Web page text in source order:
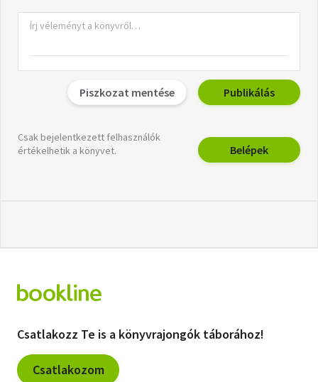
Piszkozat mentése Publikálás
Csak bejelentkezett felhasználók
értékelhetik a könyvet.
Belépek
Csatlakozz Te is a könyvrajongók táborához!
Csatlakozom